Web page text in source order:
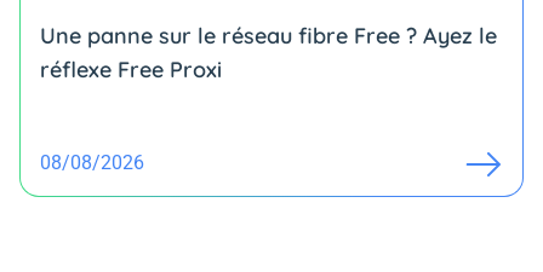
Une panne sur le réseau fibre Free ? Ayez le
réflexe Free Proxi
08/08/2026